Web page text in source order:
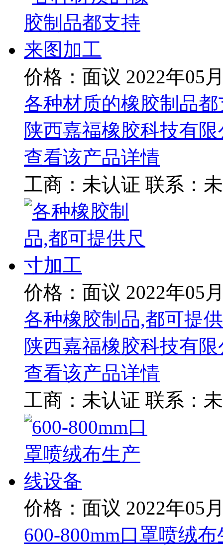
价格：面议 2022年05
各种材质的橡胶制品
陕西嘉福橡胶科技有
查看该产品详情
工商： 未认证 联系：
价格：面议 2022年05
各种橡胶制品,都可提
陕西嘉福橡胶科技有
查看该产品详情
工商： 未认证 联系：
价格：面议 2022年05
600-800mm口罩喷绒